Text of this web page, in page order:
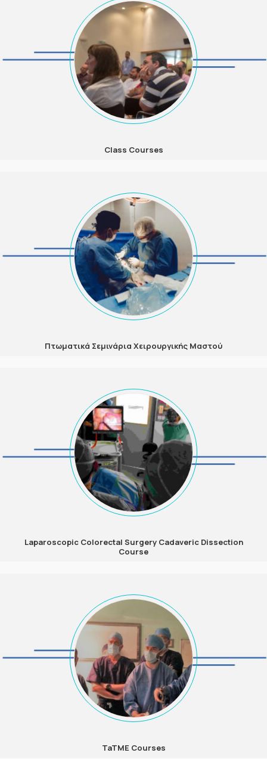
Class Courses
Πτωματικά Σεμινάρια Χειρουργικής Μαστού
Laparoscopic Colorectal Surgery Cadaveric Dissection
Course
TaTME Courses